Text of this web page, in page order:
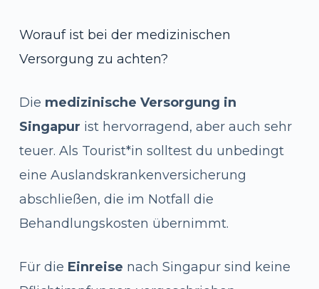
Worauf ist bei der medizinischen
Versorgung zu achten?
Die medizinische Versorgung in
Singapur ist hervorragend, aber auch sehr
teuer. Als Tourist*in solltest du unbedingt
eine Auslandskrankenversicherung
abschließen, die im Notfall die
Behandlungskosten übernimmt.
Für die Einreise nach Singapur sind keine